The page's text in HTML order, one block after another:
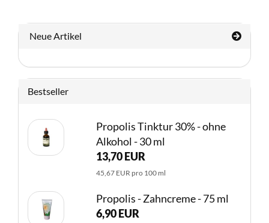
Neue Artikel
Bestseller
Propolis Tinktur 30% - ohne
Alkohol - 30 ml
13,70 EUR
45,67 EUR pro 100 ml
Propolis - Zahncreme - 75 ml
6,90 EUR